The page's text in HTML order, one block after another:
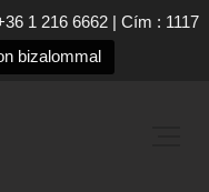
1 216 6662 | Cím : 1117
bizalommal